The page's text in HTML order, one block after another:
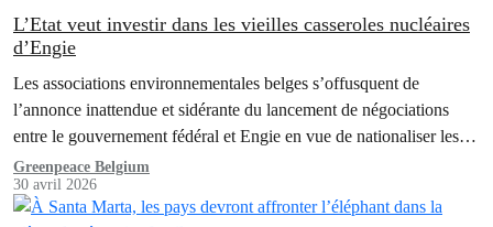
L’Etat veut investir dans les vieilles casseroles nucléaires
d’Engie
Les associations environnementales belges s’offusquent de
l’annonce inattendue et sidérante du lancement de négociations
entre le gouvernement fédéral et Engie en vue de nationaliser les
anciennes centrales nucléaires. Une décision qui constitue une
mauvaise nouvelle à la fois pour la transition énergétique, le climat,
mais aussi pour le contribuable.
Greenpeace Belgium
30 avril 2026